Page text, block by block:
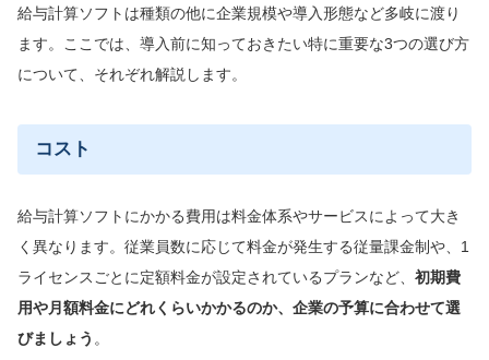
給与計算ソフトは種類の他に企業規模や導入形態など多岐に渡り
ます。ここでは、導入前に知っておきたい特に重要な3つの選び方
について、それぞれ解説します。
コスト
給与計算ソフトにかかる費用は料金体系やサービスによって大き
く異なります。従業員数に応じて料金が発生する従量課金制や、1
ライセンスごとに定額料金が設定されているプランなど、 初期費
用や月額料金にどれくらいかかるのか、企業の予算に合わせて選
びましょう 。